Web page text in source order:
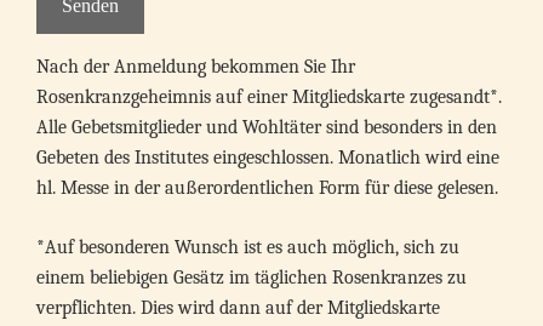
Nach der Anmeldung bekommen Sie Ihr
Rosenkranzgeheimnis auf einer Mitgliedskarte zugesandt*.
Alle Gebetsmitglieder und Wohltäter sind besonders in den
Gebeten des Institutes eingeschlossen. Monatlich wird eine
hl. Messe in der außerordentlichen Form für diese gelesen.
*Auf besonderen Wunsch ist es auch möglich, sich zu
einem beliebigen Gesätz im täglichen Rosenkranzes zu
verpflichten. Dies wird dann auf der Mitgliedskarte